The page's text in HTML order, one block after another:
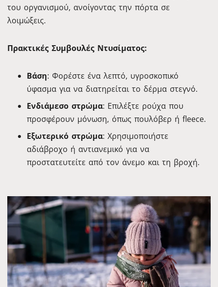
του οργανισμού, ανοίγοντας την πόρτα σε
λοιμώξεις.
Πρακτικές Συμβουλές Ντυσίματος:
Βάση: Φορέστε ένα λεπτό, υγροσκοπικό
ύφασμα για να διατηρείται το δέρμα στεγνό.
Ενδιάμεσο στρώμα: Επιλέξτε ρούχα που
προσφέρουν μόνωση, όπως πουλόβερ ή fleece.
Εξωτερικό στρώμα: Χρησιμοποιήστε
αδιάβροχο ή αντιανεμικό για να
προστατευτείτε από τον άνεμο και τη βροχή.